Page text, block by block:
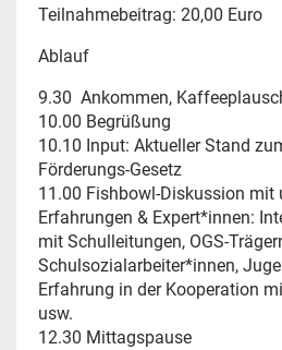
Teilnahmebeitrag: 20,00 Euro
Ablauf
9.30 Ankommen,
10.00 Begrüßung
10.10 Input: Aktueller Stand
Förderungs-Gesetz
11.00 Fishbowl-Diskussion mit
Erfahrungen & Expert*innen:
mit Schulleitungen, OGS-
Schulsozialarbeiter*innen,
Erfahrung in der Kooperation
usw.
12.30 Mittagspause